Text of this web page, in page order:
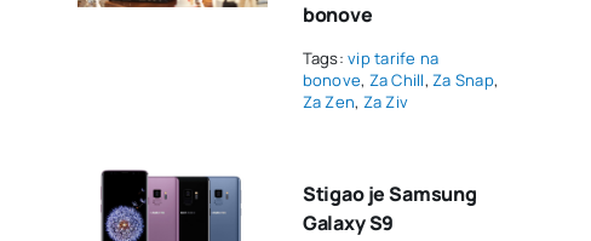
bonove
Tags:vip tarife na
bonove, Za Chill,Za Snap,
Za Zen, Za Ziv
Stigao je Samsung
Galaxy S9